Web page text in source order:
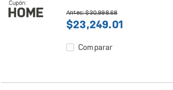
Antes: $30,998.68
$23,249.01
Comparar